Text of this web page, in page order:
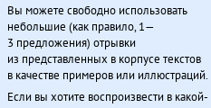
Вы можете свободно использовать
небольшие (как правило, 1—
3 предложения) отрывки
из представленных в корпусе текстов
в качестве примеров или иллюстраций.
Если вы хотите воспроизвести в какой-